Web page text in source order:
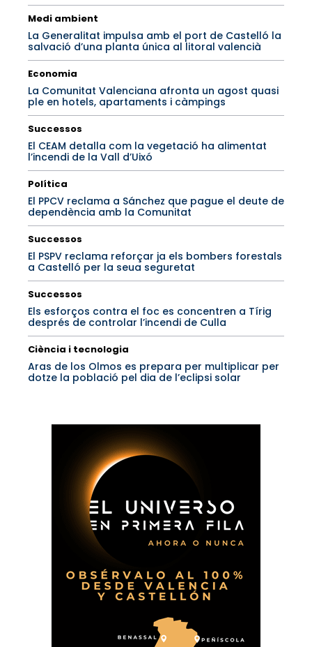
Medi ambient
La Generalitat impulsa amb el port de Castelló la
salvació d’una planta única al litoral valencià
Economia
La Comunitat Valenciana afronta un agost quasi
ple en hotels, apartaments i càmpings
Successos
El CEAM detalla com la vegetació ha alimentat
l’incendi de la Vall d’Uixó
Política
El PPCV reclama a Sánchez que pague el deute de
dependència amb la Comunitat
Successos
El PSPV reclama reforçar ja els bombers forestals
a Castelló per la seua seguretat
Successos
Els esforços contra el foc es concentren a Tírig
després de controlar l’incendi de Culla
Ciència i tecnologia
Aras de los Olmos es prepara per multiplicar per
dotze la població pel dia de l’eclipsi solar